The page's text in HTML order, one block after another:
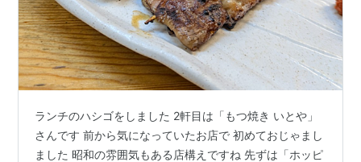
ランチのハシゴをしました 2軒目は「もつ焼き いとや」
さんです 前から気になっていたお店で 初めておじゃまし
ました 昭和の雰囲気もある店構えですね 先ずは「ホッピ